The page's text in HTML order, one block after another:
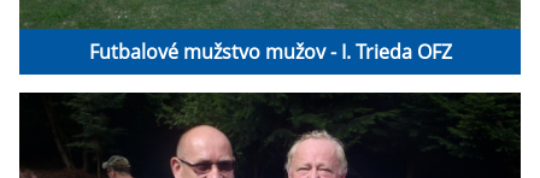
Futbalové mužstvo mužov - I. Trieda OFZ